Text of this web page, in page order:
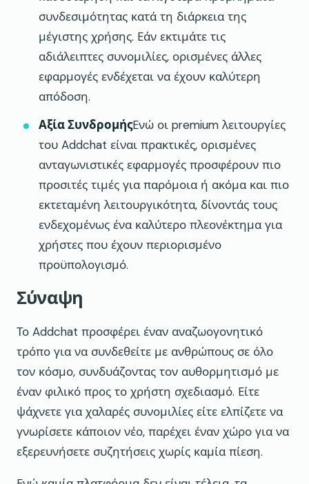
συνδεσιμότητας κατά τη διάρκεια της
μέγιστης χρήσης. Εάν εκτιμάτε τις
αδιάλειπτες συνομιλίες, ορισμένες άλλες
εφαρμογές ενδέχεται να έχουν καλύτερη
απόδοση.
Αξία ΣυνδρομήςΕνώ οι premium λειτουργίες
του Addchat είναι πρακτικές, ορισμένες
ανταγωνιστικές εφαρμογές προσφέρουν πιο
προσιτές τιμές για παρόμοια ή ακόμα και πιο
εκτεταμένη λειτουργικότητα, δίνοντάς τους
ενδεχομένως ένα καλύτερο πλεονέκτημα για
χρήστες που έχουν περιορισμένο
προϋπολογισμό.
Σύναψη
Το Addchat προσφέρει έναν αναζωογονητικό
τρόπο για να συνδεθείτε με ανθρώπους σε όλο
τον κόσμο, συνδυάζοντας τον αυθορμητισμό με
έναν φιλικό προς το χρήστη σχεδιασμό. Είτε
ψάχνετε για χαλαρές συνομιλίες είτε ελπίζετε να
γνωρίσετε κάποιον νέο, παρέχει έναν χώρο για να
εξερευνήσετε συζητήσεις χωρίς καμία πίεση.